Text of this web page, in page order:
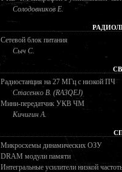
Солодовников Е.
Сетевой блок питания
Сыч С.
Радиостанция на 27 МГц с низкой ПЧ
Стасенко В. (RA3QEJ)
Мини-передатчик УКВ ЧМ
Кичигин А.
Микросхемы динамических ОЗУ
DRAM модули памяти
Интегральные усилители низкой